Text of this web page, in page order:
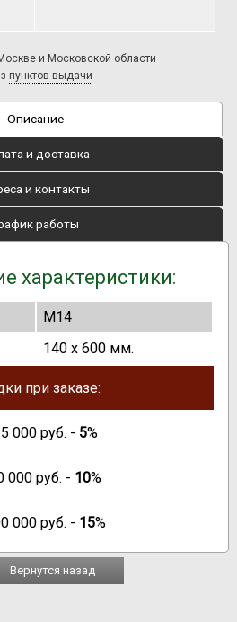
и Московской области
пунктов выдачи
Описание
и доставка
и контакты
работы
характеристики:
М14
140 x 600 мм.
при заказе:
000руб. - 5%
000 руб. - 10%
000руб. - 15%
Вернутся назад